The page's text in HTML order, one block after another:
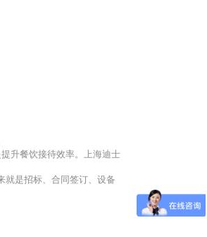
升餐饮接待效率。上海迪士
就是招标、合同签订、设备